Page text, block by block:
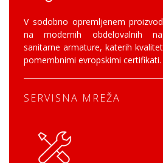
V sodobno opremljenem
na modernih obdelovalnih
sanitarne armature, katerih
pomembnimi evropskimi certifikati.
SERVISNA MREŽA